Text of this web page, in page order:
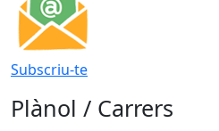
Subscriu-te
Plànol / Carrers